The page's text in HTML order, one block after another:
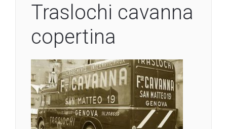
Traslochi cavanna
copertina